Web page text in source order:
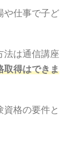
や仕事で子ど
法は通信講座
取得はできま
資格の要件と